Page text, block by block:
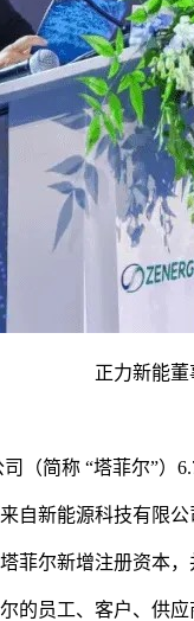
正力新能
简称 “塔菲尔”）
新能源科技有限
菲尔新增注册资本
的员工、客户、供应